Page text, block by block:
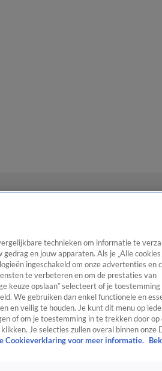
technieken om informatie te
en jouw apparaten. Als je „Alle cookies
ingeschakeld om onze advertenties en
te verbeteren en om de prestaties van
keuze opslaan” selecteert of je
We gebruiken dan enkel functionele en
en veilig te houden. Je kunt dit menu op
of om je toestemming in te trekken door op
Je selecties zullen overal binnen onze
Cookieverklaring voor meer informatie.